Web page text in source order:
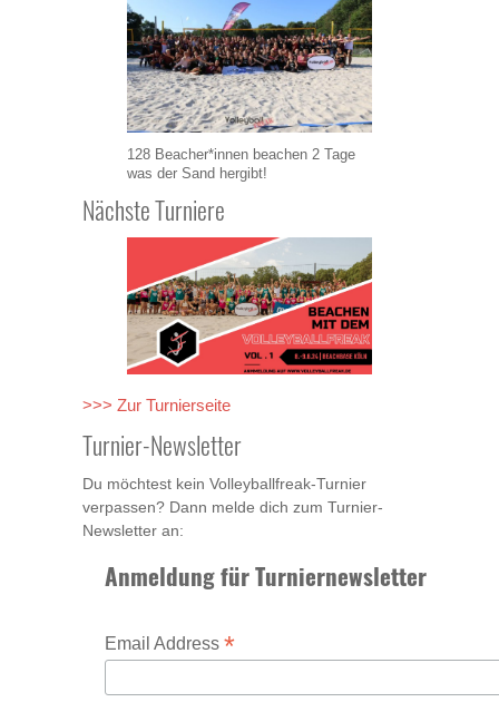
128 Beacher*innen beachen 2 Tage
was der Sand hergibt!
Nächste Turniere
>>> Zur Turnierseite
Turnier-Newsletter
Du möchtest kein Volleyballfreak-Turnier
verpassen? Dann melde dich zum Turnier-
Newsletter an:
Anmeldung für Turniernewsletter
Email Address *